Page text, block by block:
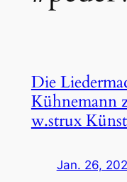
Die
Kühnemann
w.strux
Jan. 26,